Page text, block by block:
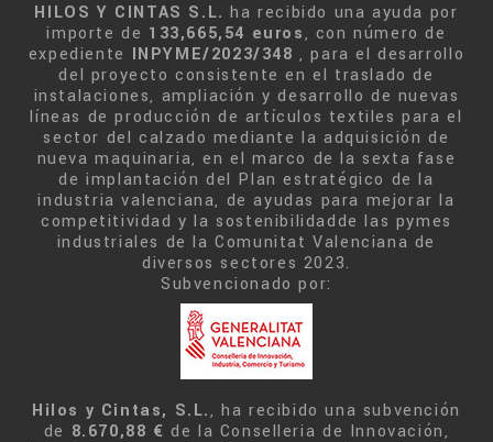
HILOS Y CINTAS S.L. ha recibido una ayuda por
importe de 133,665,54 euros, con número de
expediente INPYME/2023/348 , para el desarrollo
del proyecto consistente en el traslado de
instalaciones, ampliación y desarrollo de nuevas
líneas de producción de artículos textiles para el
sector del calzado mediante la adquisición de
nueva maquinaria, en el marco de la sexta fase
de implantación del Plan estratégico de la
industria valenciana, de ayudas para mejorar la
competitividad y la sostenibilidadde las pymes
industriales de la Comunitat Valenciana de
diversos sectores 2023.
Subvencionado por:
Hilos y Cintas, S.L., ha recibido una subvención
de 8.670,88 € de la Conselleria de Innovación,